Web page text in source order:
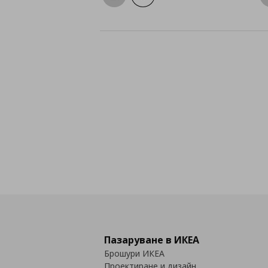
Пазаруване в ИКЕА
Брошури ИКЕА